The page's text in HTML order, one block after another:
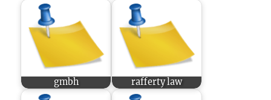
gmbh rafferty law